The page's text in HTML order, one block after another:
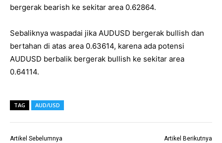
bergerak bearish ke sekitar area 0.62864.
Sebaliknya waspadai jika AUDUSD bergerak bullish dan
bertahan di atas area 0.63614, karena ada potensi
AUDUSD berbalik bergerak bullish ke sekitar area
0.64114.
TAG AUD/USD
Artikel Sebelumnya Artikel Berikutnya